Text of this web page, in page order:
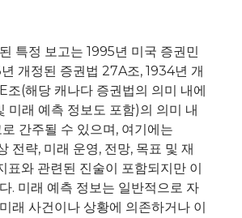
특정 보고는 1995년 미국 증권민
개정된 증권법 27A조, 1934년 개
조(해당 캐나다 증권법의 의미 내에
미래 예측 정보도 포함)의 의미 내
간주될 수 있으며, 여기에는
략, 미래 운영, 전망, 목표 및 재
표와 관련된 진술이 포함되지만 이
. 미래 예측 정보는 일반적으로 자
래 사건이나 상황에 의존하거나 이